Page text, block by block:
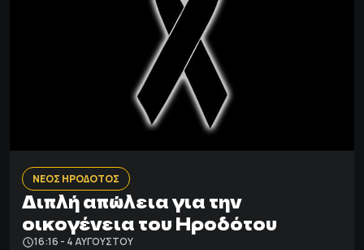
ΝΕΟΣ ΗΡΟΔΟΤΟΣ
Διπλή απώλεια για την
οικογένεια του Ηροδότου
16:16 - 4 ΑΥΓΟΎΣΤΟΥ